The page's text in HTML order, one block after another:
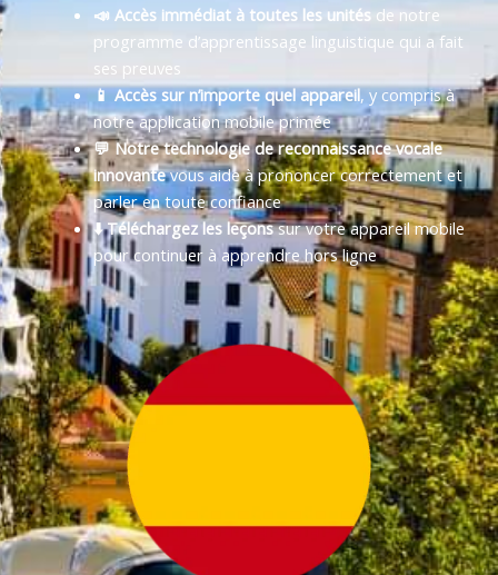
📣 Accès immédiat à toutes les unitésde notre
programme d’apprentissage linguistique qui a fait
ses preuves
📱 Accès sur n’importe quel appareil, y compris à
notre application mobile primée
💬 Notre technologie de reconnaissance vocale
innovantevous aide à prononcer correctement et
parler en toute confiance
⬇️ Téléchargez les leçonssur votre appareil mobile
pour continuer à apprendre hors ligne